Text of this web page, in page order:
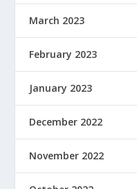
March 2023
February 2023
January 2023
December 2022
November 2022